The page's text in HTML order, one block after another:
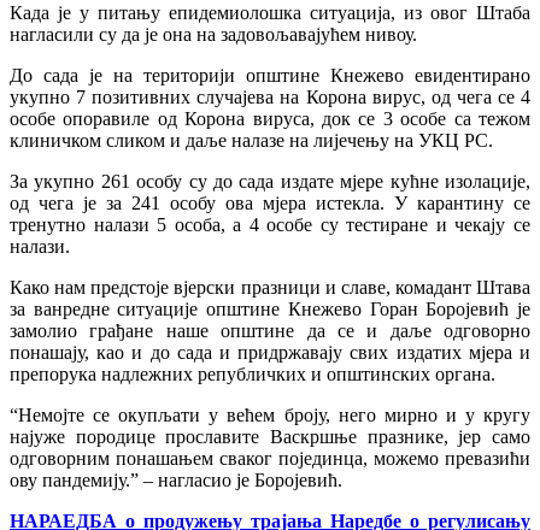
Када је у питању епидемиолошка ситуација, из овог Штаба
нагласили су да је oна на задовољавајућем нивоу.
До сада је на територији општине Кнежево евидентирано
укупно 7 позитивних случајева на Корона вирус, од чега се 4
особе опоравиле од Корона вируса, док се 3 особе са тежом
клиничком сликом и даље налазе на лијечењу на УКЦ РС.
За укупно 261 особу су до сада издате мјере кућне изолације,
од чега је за 241 особу ова мјера истекла. У карантину се
тренутно налази 5 особа, а 4 особе су тестиране и чекају се
налази.
Како нам предстоје вјерски празници и славе, комадант Штава
за ванредне ситуације општине Кнежево Горан Боројевић је
замолио грађане наше општине да се и даље одговорно
понашају, као и до сада и придржавају свих издатих мјера и
препорука надлежних републичких и општинских органа.
“Немојте се окупљати у већем броју, него мирно и у кругу
најуже породице прославите Васкршње празнике, јер само
одговорним понашањем сваког појединца, можемо превазићи
ову пандемију.” – нагласио је Боројевић.
НАРАЕДБА о продужењу трајања Наредбе о регулисању